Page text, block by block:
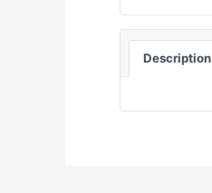
Description